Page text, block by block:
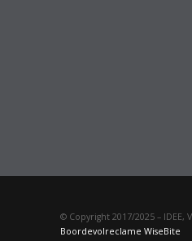
© Copyright 2017/2025 – IDEE,
Boordevolreclame WiseBite